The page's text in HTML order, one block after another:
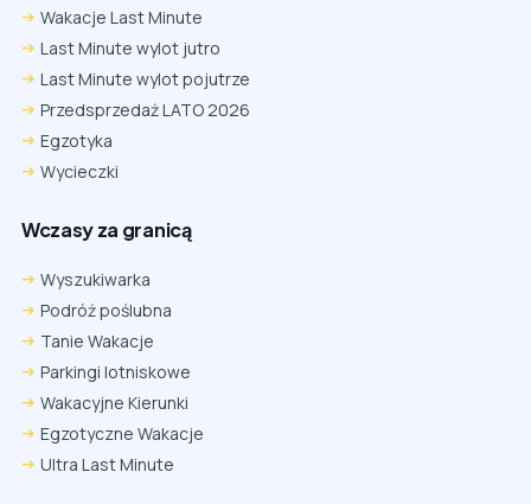
Wakacje Last Minute
Last Minute wylot jutro
Last Minute wylot pojutrze
Przedsprzedaż LATO 2026
Egzotyka
Wycieczki
Wczasy za granicą
Wyszukiwarka
Podróż poślubna
Tanie Wakacje
Parkingi lotniskowe
Wakacyjne Kierunki
Egzotyczne Wakacje
Ultra Last Minute